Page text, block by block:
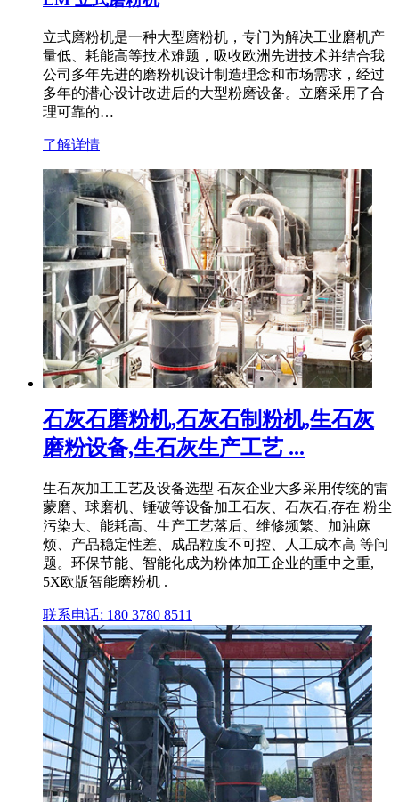
立式磨粉机是一种大型磨粉机，专门为解决工业磨机产
量低、耗能高等技术难题，吸收欧洲先进技术并结合我
公司多年先进的磨粉机设计制造理念和市场需求，经过
多年的潜心设计改进后的大型粉磨设备。立磨采用了合
理可靠的…
了解详情
石灰石磨粉机,石灰石制粉机,生石灰
磨粉设备,生石灰生产工艺 ...
生石灰加工工艺及设备选型 石灰企业大多采用传统的雷
蒙磨、球磨机、锤破等设备加工石灰、石灰石,存在 粉尘
污染大、能耗高、生产工艺落后、维修频繁、加油麻
烦、产品稳定性差、成品粒度不可控、人工成本高 等问
题。环保节能、智能化成为粉体加工企业的重中之重,
5X欧版智能磨粉机 .
联系电话: 180 3780 8511